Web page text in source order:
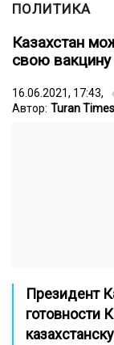
ПОЛИТИКА
Казахстан
свою
16.06.2021, 17:43,
Автор: Turan Times
Президент
готовности